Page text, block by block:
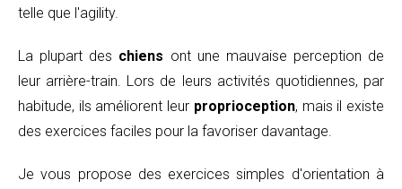
telle que l'agility.
La plupart des chiens ont une mauvaise perception de
leur arrière-train. Lors de leurs activités quotidiennes, par
habitude, ils améliorent leur proprioception, mais il existe
des exercices faciles pour la favoriser davantage.
Je vous propose des exercices simples d'orientation à